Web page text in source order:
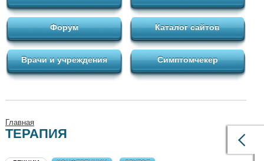
Форум Каталог сайтов
Врачи и учреждения Симптомчекер
Главная
ТЕРАПИЯ